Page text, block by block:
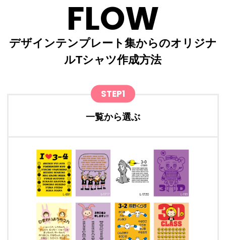
FLOW
デザインテンプレート集からのオリジナ
ルTシャツ作成方法
STEP1
一覧から選ぶ